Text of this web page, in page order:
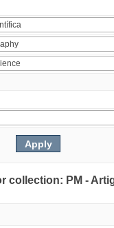
collection: PM -